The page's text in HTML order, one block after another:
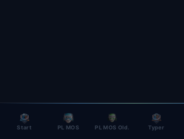
Start PL MOS PL MOS Old. Typer